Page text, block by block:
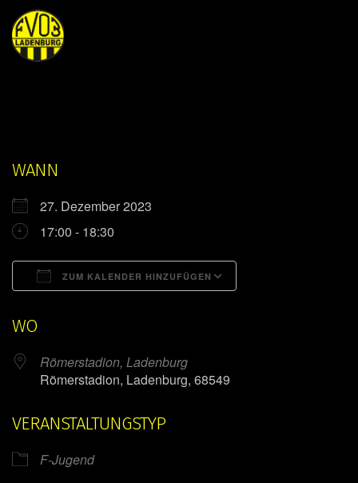
WANN
27. Dezember 2023
17:00 - 18:30
ZUM KALENDER HINZUFÜGEN
WO
Römerstadion, Ladenburg
Römerstadion, Ladenburg, 68549
VERANSTALTUNGSTYP
F-Jugend